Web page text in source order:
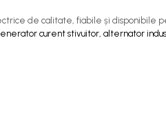
de calitate, fiabile și disponibile
curent stivuitor, alternator